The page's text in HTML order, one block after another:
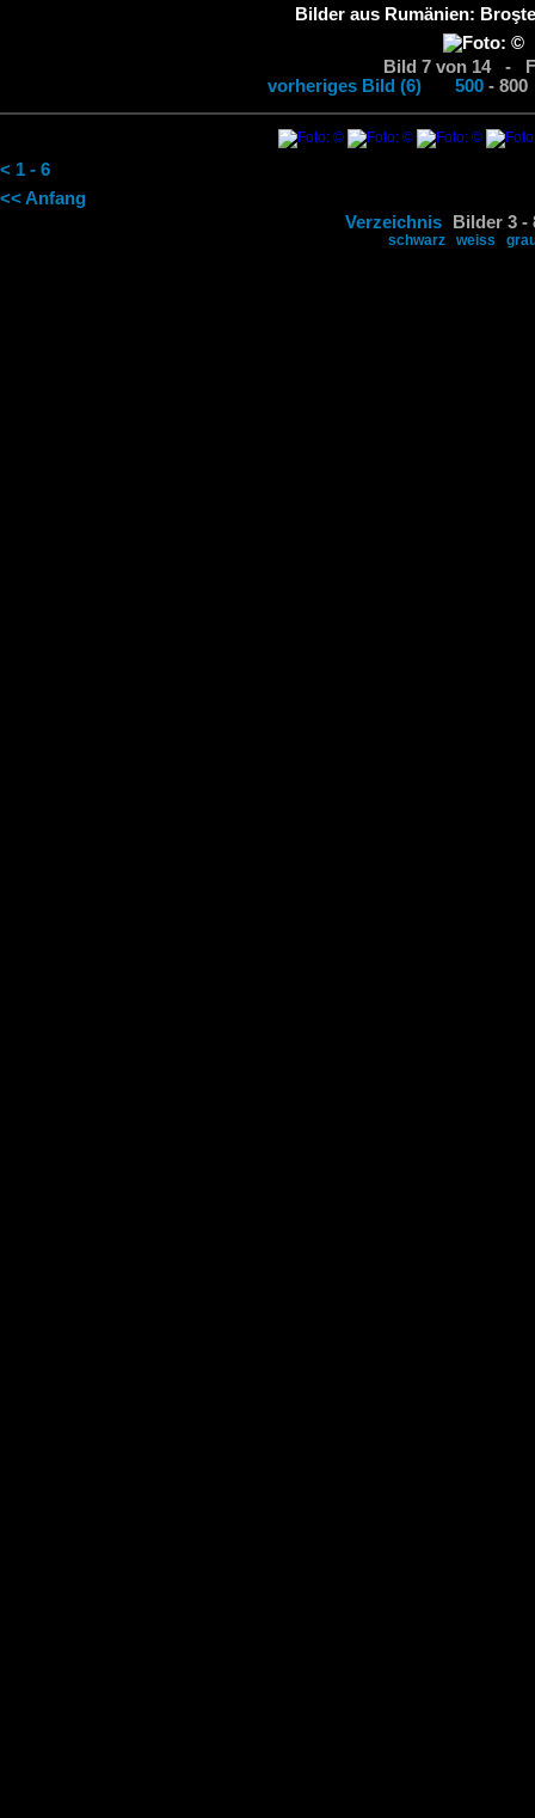
Bilder aus Rumänien:
Bild 7 von 14 -
vorheriges Bild (6)
500-
< 1 - 6
<< Anfang
Verzeichnis
Bilder 3
schwarz weiss